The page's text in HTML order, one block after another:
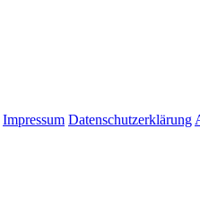
Impressum Datenschutzerklärung